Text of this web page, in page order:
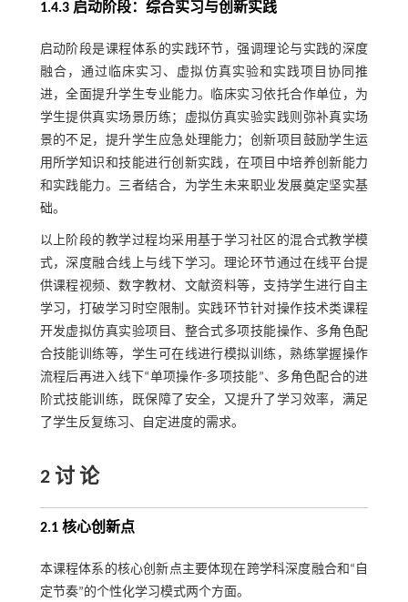
1.4.3 启动阶段：综合实习与创新实践
启动阶段是课程体系的实践环节，强调理论与实践的深度
融合，通过临床实习、虚拟仿真实验和实践项目协同推
进，全面提升学生专业能力。临床实习依托合作单位，为
学生提供真实场景历练；虚拟仿真实验实践则弥补真实场
景的不足，提升学生应急处理能力；创新项目鼓励学生运
用所学知识和技能进行创新实践，在项目中培养创新能力
和实践能力。三者结合，为学生未来职业发展奠定坚实基
础。
以上阶段的教学过程均采用基于学习社区的混合式教学模
式，深度融合线上与线下学习。理论环节通过在线平台提
供课程视频、数字教材、文献资料等，支持学生进行自主
学习，打破学习时空限制。实践环节针对操作技术类课程
开发虚拟仿真实验项目、整合式多项技能操作、多角色配
合技能训练等，学生可在线进行模拟训练，熟练掌握操作
流程后再进入线下“单项操作-多项技能”、多角色配合的进
阶式技能训练，既保障了安全，又提升了学习效率，满足
了学生反复练习、自定进度的需求。
2 讨 论
2.1 核心创新点
本课程体系的核心创新点主要体现在跨学科深度融合和“自
定节奏”的个性化学习模式两个方面。